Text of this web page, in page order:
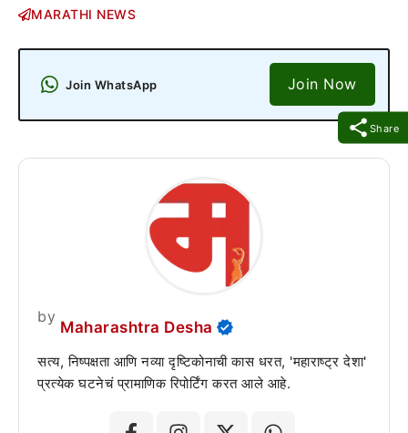
Share
MARATHI NEWS
Join WhatsApp Join Now
by
Maharashtra Desha
सत्य, निष्पक्षता आणि नव्या दृष्टिकोनाची कास धरत, 'महाराष्ट्र देशा'
प्रत्येक घटनेचं प्रामाणिक रिपोर्टिंग करत आले आहे.